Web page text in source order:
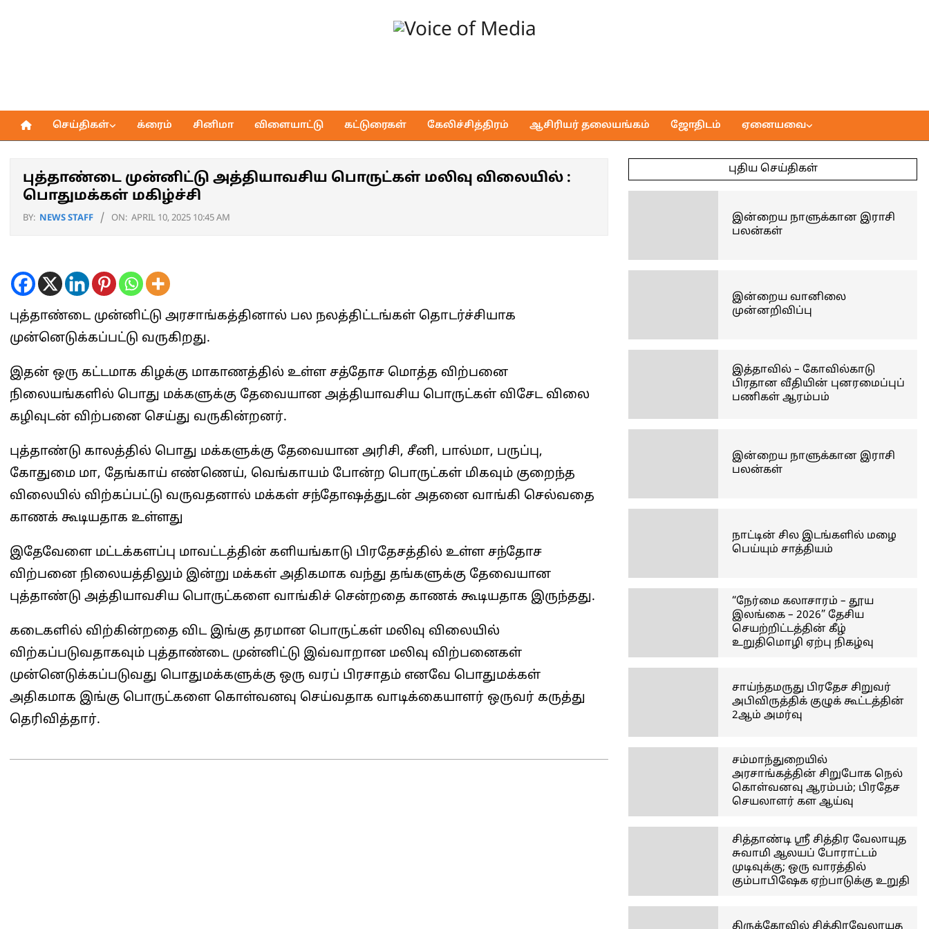
of
Media
Primary
செய்திகள் க்ரைம் சினிமா விளையாட்டு கட்டுரைகள் கேலிச்சித்திரம் ஆசிரியர் தலையங்கம் ஜோதிடம் ஏனையவை
புத்தாண்டை முன்னிட்டு அத்தியாவசிய பொருட்கள் மலிவு விலையில் :
பொதுமக்கள் மகிழ்ச்சி
BY: NEWS STAFF ON: APRIL 10, 2025 10:45 AM
புத்தாண்டை முன்னிட்டு அரசாங்கத்தினால் பல நலத்திட்டங்கள் தொடர்ச்சியாக
முன்னெடுக்கப்பட்டு வருகிறது.
இதன் ஒரு கட்டமாக கிழக்கு மாகாணத்தில் உள்ள சத்தோச மொத்த விற்பனை
நிலையங்களில் பொது மக்களுக்கு தேவையான அத்தியாவசிய பொருட்கள் விசேட விலை
கழிவுடன் விற்பனை செய்து வருகின்றனர்.
புத்தாண்டு காலத்தில் பொது மக்களுக்கு தேவையான அரிசி, சீனி, பால்மா, பருப்பு,
கோதுமை மா, தேங்காய் எண்ணெய், வெங்காயம் போன்ற பொருட்கள் மிகவும் குறைந்த
விலையில் விற்கப்பட்டு வருவதனால் மக்கள் சந்தோஷத்துடன் அதனை வாங்கி செல்வதை
காணக் கூடியதாக உள்ளது
இதேவேளை மட்டக்களப்பு மாவட்டத்தின் களியங்காடு பிரதேசத்தில் உள்ள சந்தோச
விற்பனை நிலையத்திலும் இன்று மக்கள் அதிகமாக வந்து தங்களுக்கு தேவையான
புத்தாண்டு அத்தியாவசிய பொருட்களை வாங்கிச் சென்றதை காணக் கூடியதாக இருந்தது.
கடைகளில் விற்கின்றதை விட இங்கு தரமான பொருட்கள் மலிவு விலையில்
விற்கப்படுவதாகவும் புத்தாண்டை முன்னிட்டு இவ்வாறான மலிவு விற்பனைகள்
முன்னெடுக்கப்படுவது பொதுமக்களுக்கு ஒரு வரப் பிரசாதம் எனவே பொதுமக்கள்
அதிகமாக இங்கு பொருட்களை கொள்வனவு செய்வதாக வாடிக்கையாளர் ஒருவர் கருத்து
தெரிவித்தார்.
புதிய செய்திகள்
இன்றைய நாளுக்கான இராசி
பலன்கள்
இன்றைய வானிலை
முன்னறிவிப்பு
இத்தாவில் – கோவில்காடு
பிரதான வீதியின் புனரமைப்புப்
பணிகள் ஆரம்பம்
இன்றைய நாளுக்கான இராசி
பலன்கள்
நாட்டின் சில இடங்களில் மழை
பெய்யும் சாத்தியம்
“நேர்மை கலாசாரம் – தூய
இலங்கை – 2026” தேசிய
செயற்றிட்டத்தின் கீழ்
உறுதிமொழி ஏற்பு நிகழ்வு
சாய்ந்தமருது பிரதேச சிறுவர்
அபிவிருத்திக் குழுக் கூட்டத்தின்
2ஆம் அமர்வு
சம்மாந்துறையில்
அரசாங்கத்தின் சிறுபோக நெல்
கொள்வனவு ஆரம்பம்; பிரதேச
செயலாளர் கள ஆய்வு
சித்தாண்டி ஸ்ரீ சித்திர வேலாயுத
சுவாமி ஆலயப் போராட்டம்
முடிவுக்கு; ஒரு வாரத்தில்
கும்பாபிஷேக ஏற்பாடுக்கு உறுதி